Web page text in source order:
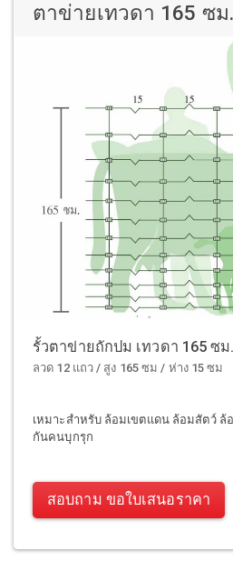
ตาข่ายเทวดา 165 ซม.
รั้วตาข่ายถักปม เทวดา 165 ซม.
ลวด 12 แถว / สูง 165 ซม / ห่าง 15 ซม
เหมาะสำหรับ ล้อมเขตแดน ล้อมสัตว์
กันคนบุกรุก
สอบถาม ขอใบเสนอราคา